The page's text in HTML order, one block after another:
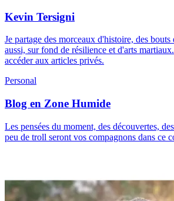
Kevin Tersigni
Je partage des morceaux d'histoire, des bouts
aussi, sur fond de résilience et d'arts
accéder aux articles privés.
Personal
Blog en Zone Humide
Les pensées du moment, des découvertes,
peu de troll seront vos compagnons dans ce